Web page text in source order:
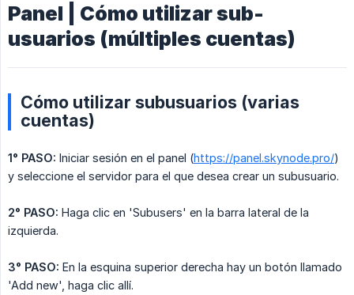
Panel | Cómo utilizar sub-
usuarios (múltiples cuentas)
Cómo utilizar subusuarios (varias
cuentas)
1° PASO: Iniciar sesión en el panel (https://panel.skynode.pro/)
y seleccione el servidor para el que desea crear un subusuario.
2° PASO: Haga clic en 'Subusers' en la barra lateral de la
izquierda.
3° PASO: En la esquina superior derecha hay un botón llamado
'Add new', haga clic allí.